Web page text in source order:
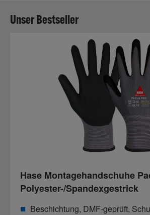
Unser Bestseller
Hase Montagehandschuhe
Polyester-/Spandexgestrick
Beschichtung, DMF-geprüft,